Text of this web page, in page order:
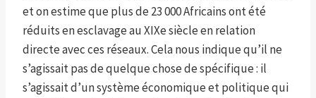
et on estime que plus de 23 000 Africains ont été
réduits en esclavage au XIXe siècle en relation
directe avec ces réseaux. Cela nous indique qu’il ne
s’agissait pas de quelque chose de spécifique : il
s’agissait d’un système économique et politique qui